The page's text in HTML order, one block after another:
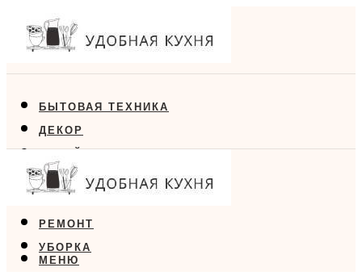
БЫТОВАЯ ТЕХНИКА
ДЕКОР
ДИЗАЙН
ЕДА
РЕМОНТ
УБОРКА
МЕНЮ